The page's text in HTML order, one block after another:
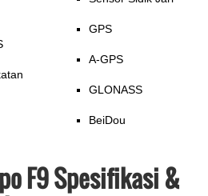
GPS
A-GPS
GLONASS
BeiDou
F9 Spesifikasi &